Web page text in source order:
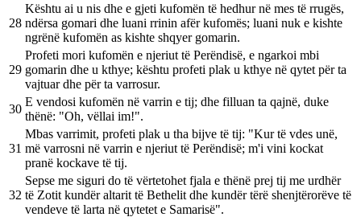
28
Kështu ai u nis dhe e gjeti kufomën të hedhur në mes të rrugës,
ndërsa gomari dhe luani rrinin afër kufomës; luani nuk e kishte
ngrënë kufomën as kishte shqyer gomarin.
29
Profeti mori kufomën e njeriut të Perëndisë, e ngarkoi mbi
gomarin dhe u kthye; kështu profeti plak u kthye në qytet për ta
vajtuar dhe për ta varrosur.
30
E vendosi kufomën në varrin e tij; dhe filluan ta qajnë, duke
thënë: "Oh, vëllai im!".
31
Mbas varrimit, profeti plak u tha bijve të tij: "Kur të vdes unë,
më varrosni në varrin e njeriut të Perëndisë; m'i vini kockat
pranë kockave të tij.
32
Sepse me siguri do të vërtetohet fjala e thënë prej tij me urdhër
të Zotit kundër altarit të Bethelit dhe kundër tërë shenjtërorëve të
vendeve të larta në qytetet e Samarisë".